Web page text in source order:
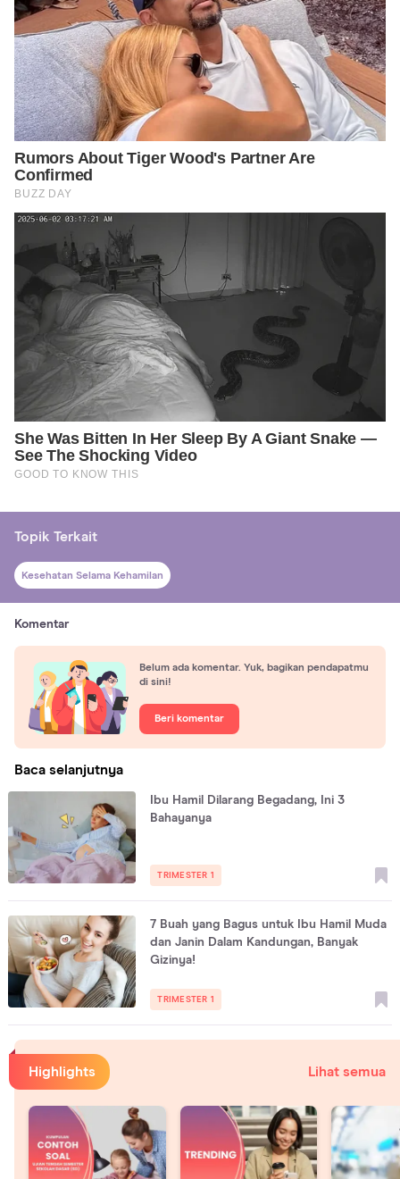
Topik Terkait
Kesehatan Selama Kehamilan
Komentar
Belum ada komentar. Yuk, bagikan pendapatmu
di sini!
Beri komentar
Baca selanjutnya
Ibu Hamil Dilarang Begadang, Ini 3
Bahayanya
TRIMESTER 1
7 Buah yang Bagus untuk Ibu Hamil Muda
dan Janin Dalam Kandungan, Banyak
Gizinya!
TRIMESTER 1
Highlights Lihat semua